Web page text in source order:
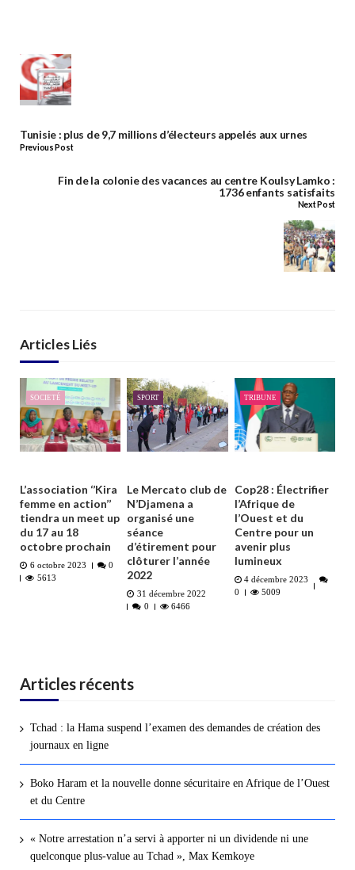
Tunisie : plus de 9,7 millions d’électeurs appelés aux urnes
Previous Post
Fin de la colonie des vacances au centre Koulsy Lamko :
1736 enfants satisfaits
Next Post
Articles Liés
SOCIETÉ
L’association ‘’Kira
femme en action’’
tiendra un meet up
du 17 au 18
octobre prochain
6 octobre 2023
0
5613
SPORT
Le Mercato club de
N’Djamena a
organisé une
séance
d’étirement pour
clôturer l’année
2022
31 décembre 2022
0
6466
TRIBUNE
Cop28 : Électrifier
l’Afrique de
l’Ouest et du
Centre pour un
avenir plus
lumineux
4 décembre 2023
0
5009
Articles récents
Tchad : la Hama suspend l’examen des demandes de création des
journaux en ligne
Boko Haram et la nouvelle donne sécuritaire en Afrique de l’Ouest
et du Centre
« Notre arrestation n’a servi à apporter ni un dividende ni une
quelconque plus-value au Tchad », Max Kemkoye